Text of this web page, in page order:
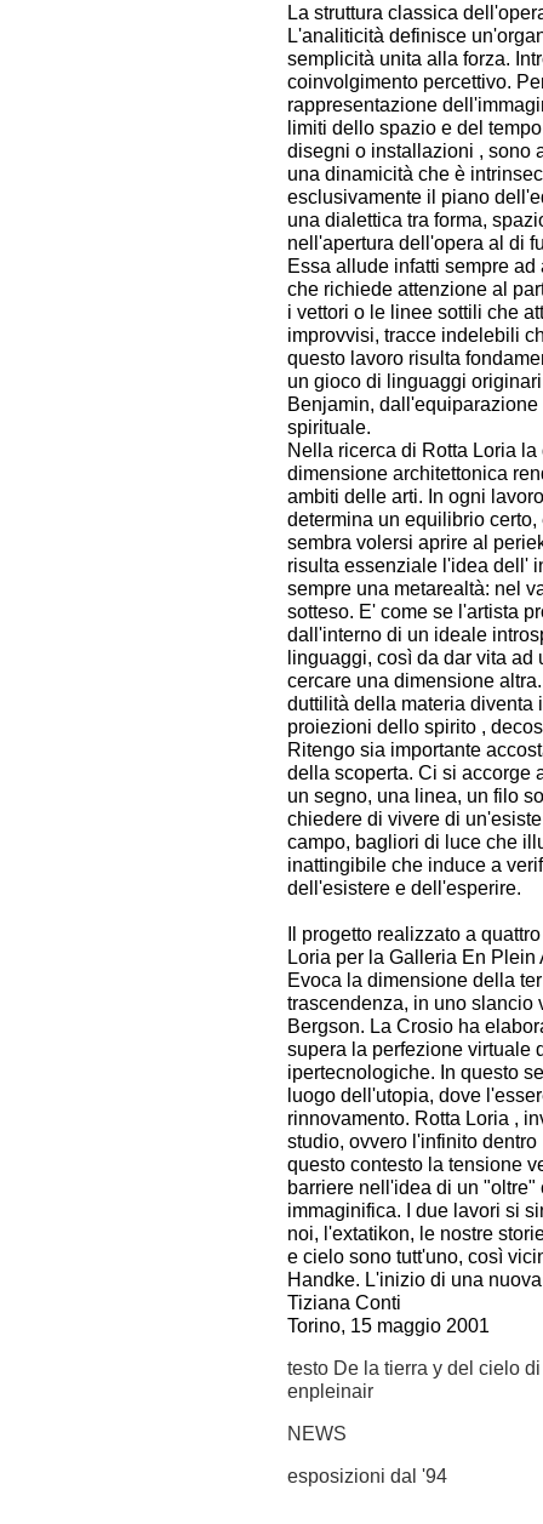
La struttura classica
L'analiticità definisce
semplicità unita alla forza.
coinvolgimento percettivo.
rappresentazione
limiti dello spazio e del
disegni o installazioni , sono
una dinamicità che è
esclusivamente il piano
una dialettica tra forma,
nell'apertura dell'opera al di
Essa allude infatti sempre
che richiede attenzione al
i vettori o le linee sottili che
improvvisi, tracce indelebili
questo lavoro risulta
un gioco di linguaggi
Benjamin,
spirituale.
Nella ricerca di Rotta Loria
dimensione architettonica
ambiti delle arti. In ogni
determina un equilibrio
sembra volersi aprire al
risulta essenziale l'idea dell'
sempre una metarealtà: nel
sotteso. E' come se l'artista
dall'interno di un ideale
linguaggi, così da dar vita ad
cercare una dimensione
duttilità della materia diventa
proiezioni dello spirito ,
Ritengo sia importante
della scoperta. Ci si accorge
un segno, una linea, un filo
chiedere di vivere di
campo, bagliori di luce che
inattingibile che induce a
dell'esistere e dell'esperire.
Il progetto realizzato a
Loria per la Galleria En
Evoca la dimensione della
trascendenza, in uno slancio
Bergson. La Crosio ha
supera la perfezione virtuale
ipertecnologiche. In questo
luogo dell'utopia, dove
rinnovamento. Rotta Loria ,
studio, ovvero l'infinito
questo contesto la tensione
barriere nell'idea di un
immaginifica. I due lavori si
noi, l'extatikon, le nostre
e cielo sono tutt'uno, così
Handke. L'inizio di una
Tiziana Conti
Torino, 15 maggio 2001
testo De la tierra y del cielo
enpleinair
NEWS
esposizioni dal '94